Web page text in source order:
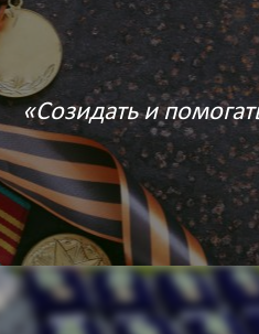
«Созидать и